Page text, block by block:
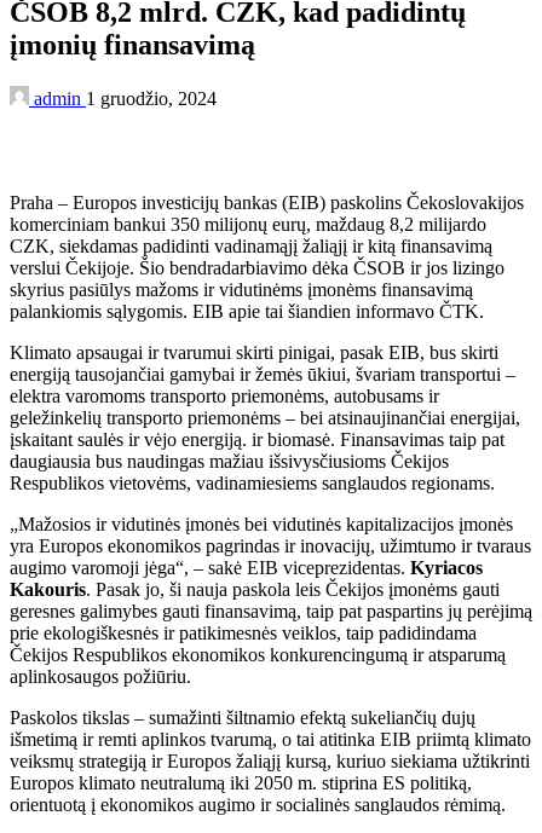
ČSOB 8,2 mlrd. CZK, kad padidintų
įmonių finansavimą
admin 1 gruodžio, 2024
Praha – Europos investicijų bankas (EIB) paskolins Čekoslovakijos
komerciniam bankui 350 milijonų eurų, maždaug 8,2 milijardo
CZK, siekdamas padidinti vadinamąjį žaliąjį ir kitą finansavimą
verslui Čekijoje. Šio bendradarbiavimo dėka ČSOB ir jos lizingo
skyrius pasiūlys mažoms ir vidutinėms įmonėms finansavimą
palankiomis sąlygomis. EIB apie tai šiandien informavo ČTK.
Klimato apsaugai ir tvarumui skirti pinigai, pasak EIB, bus skirti
energiją tausojančiai gamybai ir žemės ūkiui, švariam transportui –
elektra varomoms transporto priemonėms, autobusams ir
geležinkelių transporto priemonėms – bei atsinaujinančiai energijai,
įskaitant saulės ir vėjo energiją. ir biomasė. Finansavimas taip pat
daugiausia bus naudingas mažiau išsivysčiusioms Čekijos
Respublikos vietovėms, vadinamiesiems sanglaudos regionams.
„Mažosios ir vidutinės įmonės bei vidutinės kapitalizacijos įmonės
yra Europos ekonomikos pagrindas ir inovacijų, užimtumo ir tvaraus
augimo varomoji jėga“, – sakė EIB viceprezidentas. Kyriacos
Kakouris. Pasak jo, ši nauja paskola leis Čekijos įmonėms gauti
geresnes galimybes gauti finansavimą, taip pat paspartins jų perėjimą
prie ekologiškesnės ir patikimesnės veiklos, taip padidindama
Čekijos Respublikos ekonomikos konkurencingumą ir atsparumą
aplinkosaugos požiūriu.
Paskolos tikslas – sumažinti šiltnamio efektą sukeliančių dujų
išmetimą ir remti aplinkos tvarumą, o tai atitinka EIB priimtą klimato
veiksmų strategiją ir Europos žaliąjį kursą, kuriuo siekiama užtikrinti
Europos klimato neutralumą iki 2050 m. stiprina ES politiką,
orientuotą į ekonomikos augimo ir socialinės sanglaudos rėmimą.